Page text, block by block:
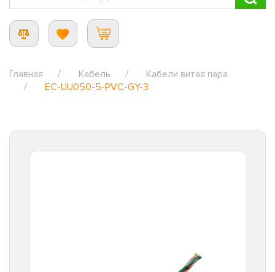
Главная Кабель
Кабели витая пара
EC-UU050-5-PVC-GY-3